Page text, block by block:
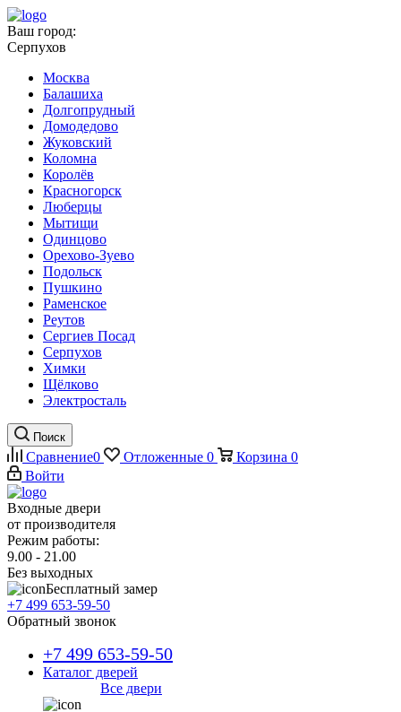
Ваш город:
Серпухов
Москва
Балашиха
Долгопрудный
Домодедово
Жуковский
Коломна
Королёв
Красногорск
Люберцы
Мытищи
Одинцово
Орехово-Зуево
Подольск
Пушкино
Раменское
Реутов
Сергиев Посад
Серпухов
Химки
Щёлково
Электросталь
Поиск
Сравнение0 Отложенные 0 Корзина 0
Войти
Входные двери
от производителя
Режим работы:
9.00 - 21.00
Без выходных
Бесплатный замер
+7 499 653-59-50
Обратный звонок
+7 499 653-59-50
Каталог дверей
Все двери